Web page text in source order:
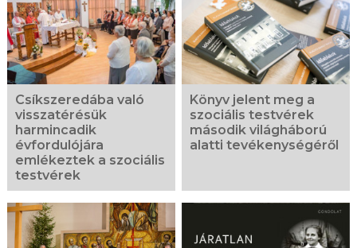
Csíkszeredába való
visszatérésük
harmincadik
évfordulójára
emlékeztek a szociális
testvérek
Könyv jelent meg a
szociális testvérek
második világháború
alatti tevékenységéről